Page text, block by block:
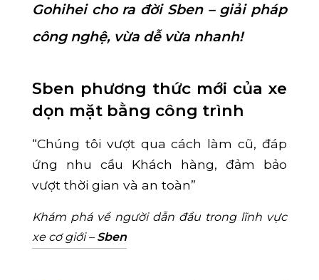
Gohihei cho ra đời Sben – giải pháp
công nghệ, vừa dễ vừa nhanh!
Sben phương thức mới của xe
dọn mặt bằng công trình
“Chúng tôi vượt qua cách làm cũ, đáp
ứng nhu cầu Khách hàng, đảm bảo
vượt thời gian và an toàn”
Khám phá về người dẫn đầu trong lĩnh vực
xe cơ giới – Sben